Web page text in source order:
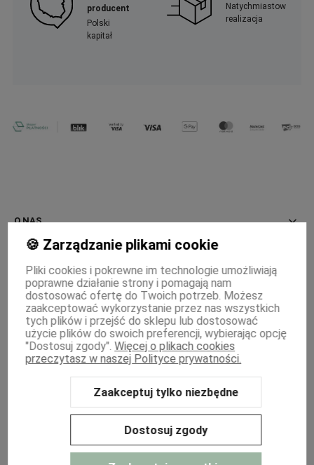
producent
Polski
kapitał
Natychmiastowa
realizacja
O NAS
INFORMACJE
PŁATNOŚCI I DOSTAWA
MOJE KONTO
WSPÓŁPRACA
Sklep internetowy Shoper Premium Szablon Shoper Modern 3.0™
🍪 Zarządzanie plikami cookie
Pliki cookies i pokrewne im technologie umożliwiają
poprawne działanie strony i pomagają nam
dostosować ofertę do Twoich potrzeb. Możesz
zaakceptować wykorzystanie przez nas wszystkich
tych plików i przejść do sklepu lub dostosować
użycie plików do swoich preferencji, wybierając opcję
"Dostosuj zgody". Więcej o plikach cookies
przeczytasz w naszej Polityce prywatności.
Zaakceptuj tylko niezbędne
Dostosuj zgody